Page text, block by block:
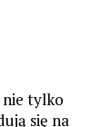
nie tylko
się na